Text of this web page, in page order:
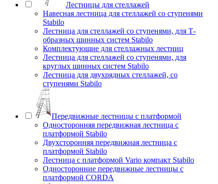
Лестницы для стеллажей
Навесная лестница для стеллажей со ступенями
Stabilo
Лестница для стеллажей со ступенями, для Т-
образных шинных систем Stabilo
Комплектующие для стеллажных лестниц
Лестница для стеллажей со ступенями, для
круглых шинных систем Stabilo
Лестница для двухрядных стеллажей, со
ступенями Stabilo
Передвижные лестницы с платформой
Односторонняя передвижная лестница с
платформой Stabilo
Двухсторонняя передвижная лестница с
платформой Stabilo
Лестница с платформой Vario компакт Stabilo
Односторонние передвижные лестницы с
платформой CORDA